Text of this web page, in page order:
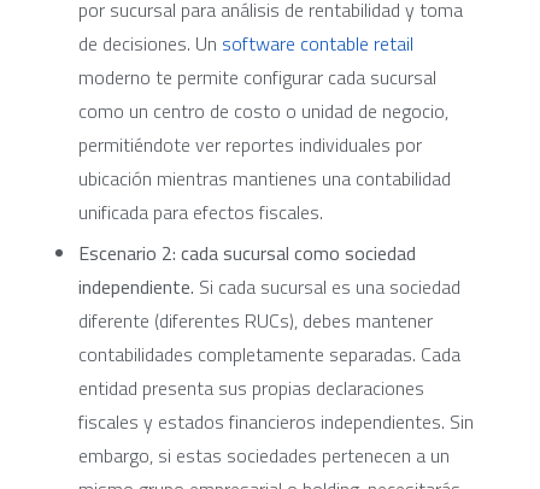
por sucursal para análisis de rentabilidad y toma
de decisiones. Un software contable retail
moderno te permite configurar cada sucursal
como un centro de costo o unidad de negocio,
permitiéndote ver reportes individuales por
ubicación mientras mantienes una contabilidad
unificada para efectos fiscales.
Escenario 2: cada sucursal como sociedad
independiente. Si cada sucursal es una sociedad
diferente (diferentes RUCs), debes mantener
contabilidades completamente separadas. Cada
entidad presenta sus propias declaraciones
fiscales y estados financieros independientes. Sin
embargo, si estas sociedades pertenecen a un